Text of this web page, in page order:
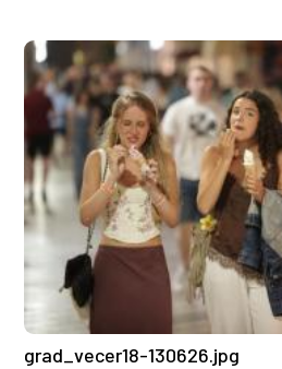
grad_vecer18-130626.jpg